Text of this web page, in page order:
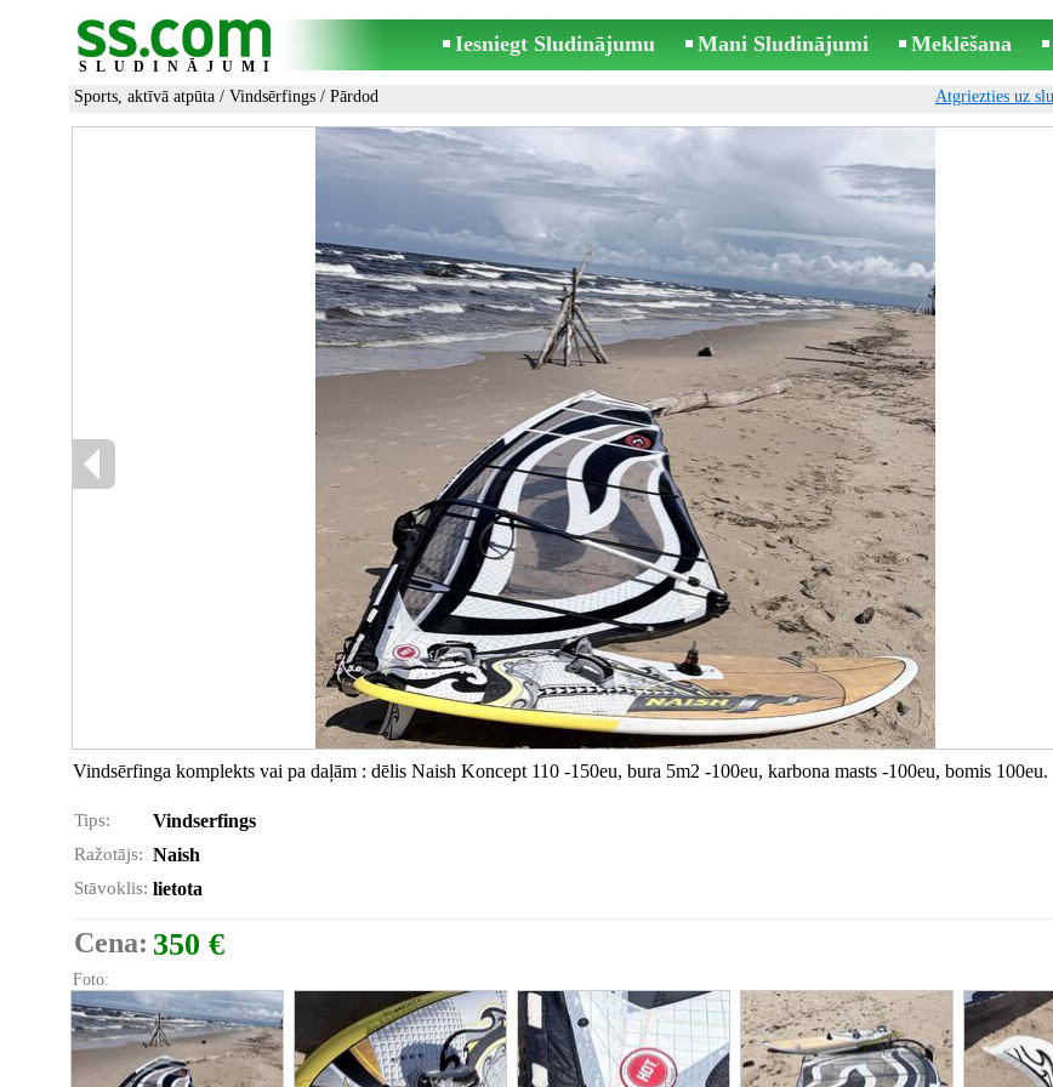
SLUDINĀJUMI
Iesniegt Sludinājumu Mani Sludinājumi Meklēšana
Sports, aktīvā atpūta / Vindsērfings / Pārdod Atgriezties uz
Vindsērfinga komplekts vai pa daļām : dēlis Naish Koncept 110 -150eu, bura 5m2 -100eu, karbona masts -100eu, bomis 100eu.
Tips: Vindserfings
Ražotājs: Naish
Stāvoklis: lietota
Cena: 350 €
Foto: